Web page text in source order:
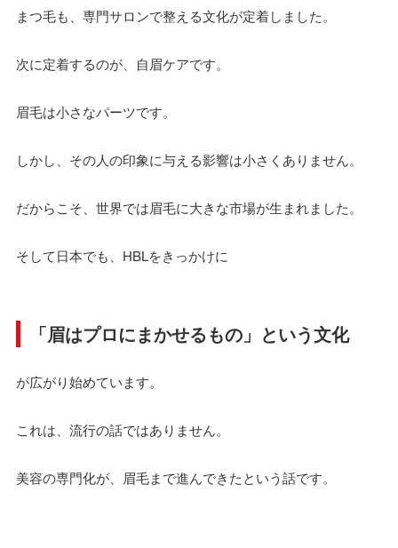
まつ毛も、専門サロンで整える文化が定着しました。
次に定着するのが、自眉ケアです。
眉毛は小さなパーツです。
しかし、その人の印象に与える影響は小さくありません。
だからこそ、世界では眉毛に大きな市場が生まれました。
そして日本でも、HBLをきっかけに
「眉はプロにまかせるもの」という文化
が広がり始めています。
これは、流行の話ではありません。
美容の専門化が、眉毛まで進んできたという話です。